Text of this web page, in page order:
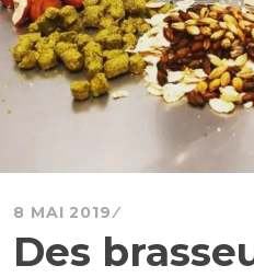
8 MAI 2019
Des